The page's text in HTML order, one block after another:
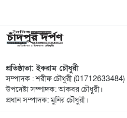
প্রতিষ্ঠাতা: ইকরাম চৌধুরী
সম্পাদক : শরীফ চৌধুরী (01712633484)
উপদেষ্টা সম্পাদক: আকবর চৌধুরী।
প্রধান সম্পাদক: মুনির চৌধুরী।